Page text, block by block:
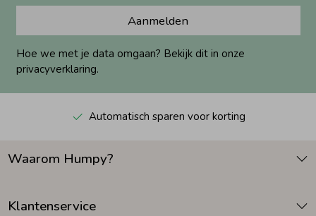
Aanmelden
Hoe we met je data omgaan? Bekijk dit in onze
privacyverklaring.
Automatisch sparen voor korting
Waarom Humpy?
Klantenservice